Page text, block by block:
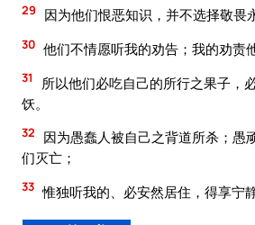
29 因为他们恨恶知识，并不选择敬畏
30 他们不情愿听我的劝告；我的劝责
31
所以他们必吃自己的所行之果子，
饫。
32
因为愚蠢人被自己之背道所杀；愚
们灭亡；
33 惟独听我的、必安然居住，得享宁